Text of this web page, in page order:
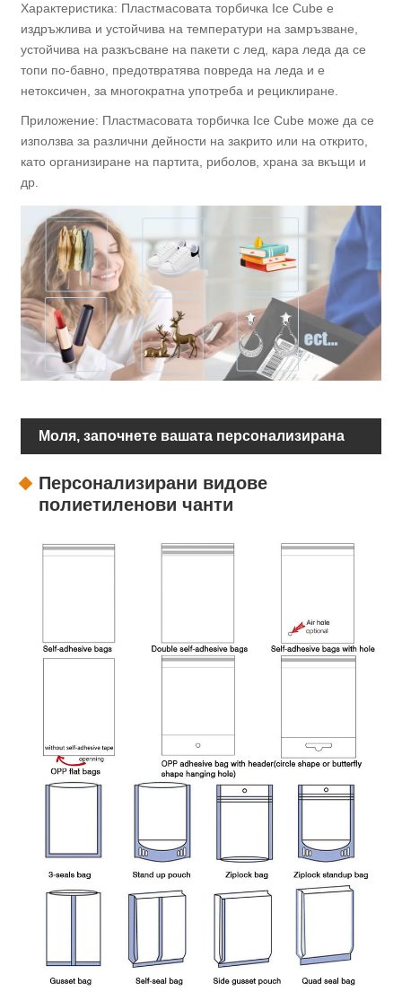
Характеристика: Пластмасовата торбичка Ice Cube е
издръжлива и устойчива на температури на замръзване,
устойчива на разкъсване на пакети с лед, кара леда да се
топи по-бавно, предотвратява повреда на леда и е
нетоксичен, за многократна употреба и рециклиране.
Приложение: Пластмасовата торбичка Ice Cube може да се
използва за различни дейности на закрито или на открито,
като организиране на партита, риболов, храна за вкъщи и
др.
Моля, започнете вашата персонализирана
Персонализирани видове
полиетиленови чанти